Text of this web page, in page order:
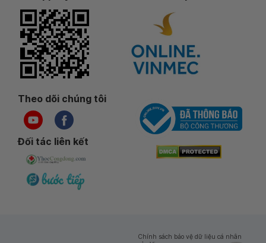
Theo dõi chúng tôi
Đối tác liên kết
Chính sách bảo vệ dữ liệu cá nhân